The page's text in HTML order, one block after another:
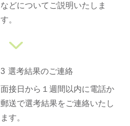
などについてご説明いたしま
す。
3 選考結果のご連絡
面接日から１週間以内に電話か
郵送で選考結果をご連絡いたし
ます。